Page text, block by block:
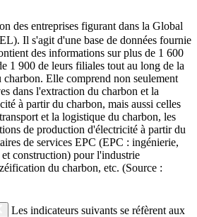
des entreprises figurant dans la Global
Il s'agit d'une base de données fournie
des informations sur plus de 1 600
1 900 de leurs filiales tout au long de la
charbon. Elle comprend non seulement
dans l'extraction du charbon et la
à partir du charbon, mais aussi celles
et la logistique du charbon, les
de production d'électricité à partir du
de services EPC (EPC : ingénierie,
construction) pour l'industrie
du charbon, etc. (Source :
Les indicateurs suivants se réfèrent aux